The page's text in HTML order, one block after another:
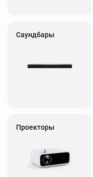
Саундбары
Проекторы